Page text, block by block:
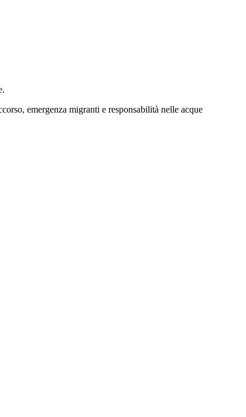
emergenza migranti e responsabilità nelle acque